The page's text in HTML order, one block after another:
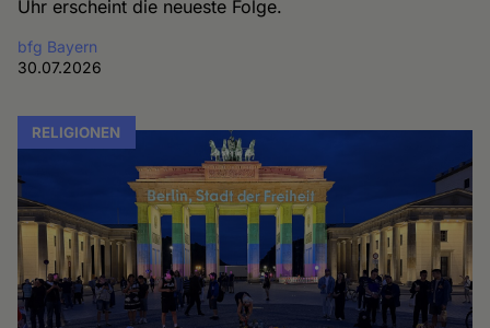
Uhr erscheint die neueste Folge.
bfg Bayern
30.07.2026
RELIGIONEN